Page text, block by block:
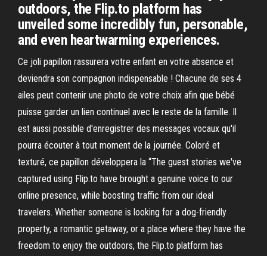
outdoors, the Flip.to platform has
unveiled some incredibly fun, personable,
and even heartwarming experiences.
Ce joli papillon rassurera votre enfant en votre absence et
deviendra son compagnon indispensable ! Chacune de ses 4
ailes peut contenir une photo de votre choix afin que bébé
puisse garder un lien continuel avec le reste de la famille. Il
est aussi possible d'enregistrer des messages vocaux qu'il
pourra écouter à tout moment de la journée. Coloré et
texturé, ce papillon développera la “The guest stories we've
captured using Flip.to have brought a genuine voice to our
online presence, while boosting traffic from our ideal
travelers. Whether someone is looking for a dog-friendly
property, a romantic getaway, or a place where they have the
freedom to enjoy the outdoors, the Flip.to platform has